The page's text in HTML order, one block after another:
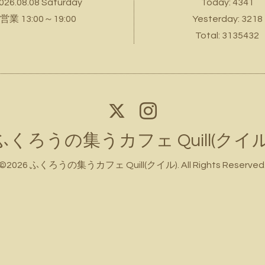
Saturday
営業 13:00～19:00
Today: 4341
Yesterday: 3218
Total: 3135432
くろうの集うカフェ Quill(クイ
ふくろうの集うカフェ Quill(クイル) . All Rights